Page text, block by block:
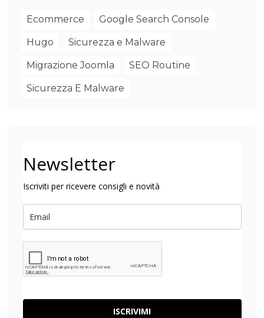
Ecommerce Google Search Console
Hugo Sicurezza e Malware
Migrazione Joomla SEO Routine
Sicurezza E Malware
Newsletter
Iscriviti per ricevere consigli e novità
ISCRIVIMI